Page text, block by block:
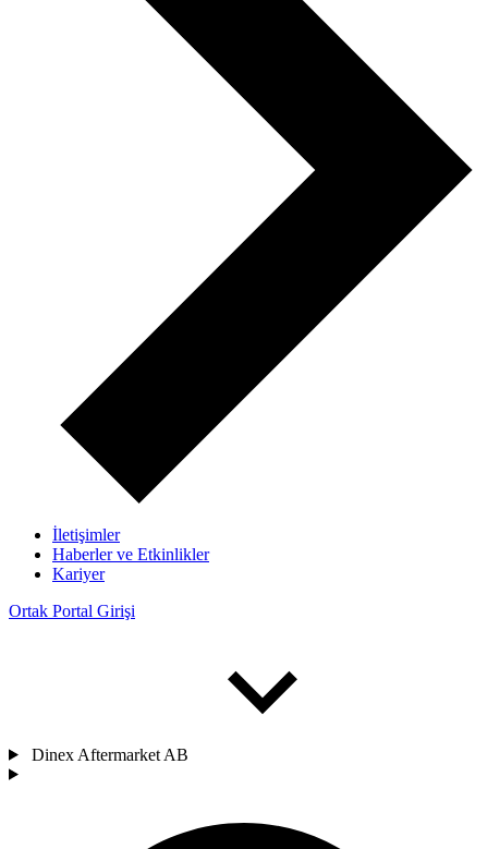
İletişimler
Haberler ve Etkinlikler
Kariyer
Ortak Portal Girişi
Dinex Aftermarket AB